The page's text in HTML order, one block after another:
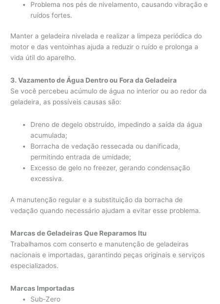
Problema nos pés de nivelamento, causando vibração e
ruídos fortes.
Manter a geladeira nivelada e realizar a limpeza periódica do
motor e das ventoinhas ajuda a reduzir o ruído e prolonga a
vida útil do aparelho.
3. Vazamento de Água Dentro ou Fora da Geladeira
Se você percebeu acúmulo de água no interior ou ao redor da
geladeira, as possíveis causas são:
Dreno de degelo obstruído, impedindo a saída da água
acumulada;
Borracha de vedação ressecada ou danificada,
permitindo entrada de umidade;
Excesso de gelo no freezer, gerando condensação
excessiva.
A manutenção regular e a substituição da borracha de
vedação quando necessário ajudam a evitar esse problema.
Marcas de Geladeiras Que Reparamos Itu
Trabalhamos com conserto e manutenção de geladeiras
nacionais e importadas, garantindo peças originais e serviços
especializados.
Marcas Importadas
Sub-Zero